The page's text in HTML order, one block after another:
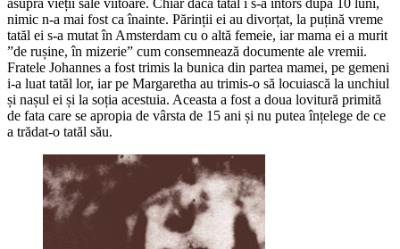
nimic n-a mai fost ca înainte. Părinții ei au divorțat, la puțină vreme
tatăl ei s-a mutat în Amsterdam cu o altă femeie, iar mama ei a murit
”de rușine, în mizerie” cum consemnează documente ale vremii.
Fratele Johannes a fost trimis la bunica din partea mamei, pe gemeni
i-a luat tatăl lor, iar pe Margaretha au trimis-o să locuiască la unchiul
și nașul ei și la soția acestuia. Aceasta a fost a doua lovitură primită
de fata care se apropia de vârsta de 15 ani și nu putea înțelege de ce
a trădat-o tatăl său.